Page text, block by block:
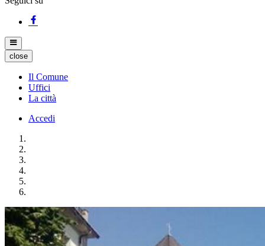
close
Il Comune
Uffici
La città
Accedi